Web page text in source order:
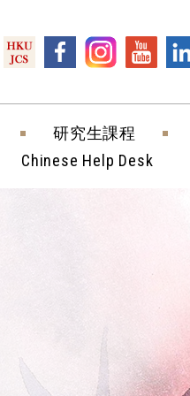
研究生課程
Chinese Help Desk